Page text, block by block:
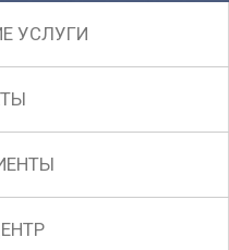
УСЛУГИ